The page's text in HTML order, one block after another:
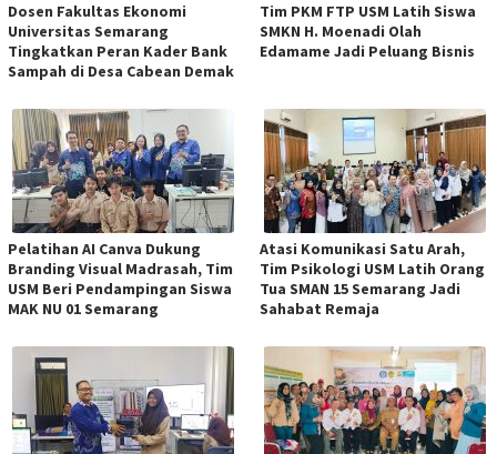
Dosen Fakultas Ekonomi
Universitas Semarang
Tingkatkan Peran Kader Bank
Sampah di Desa Cabean Demak
Tim PKM FTP USM Latih Siswa
SMKN H. Moenadi Olah
Edamame Jadi Peluang Bisnis
Pelatihan AI Canva Dukung
Branding Visual Madrasah, Tim
USM Beri Pendampingan Siswa
MAK NU 01 Semarang
Atasi Komunikasi Satu Arah,
Tim Psikologi USM Latih Orang
Tua SMAN 15 Semarang Jadi
Sahabat Remaja